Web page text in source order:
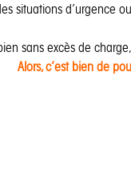
situations d’urgence
sans excès de
Alors, c’est bien de